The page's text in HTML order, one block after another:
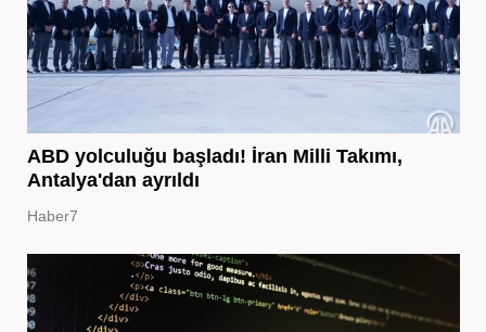
ABD yolculuğu başladı! İran Milli Takımı,
Antalya'dan ayrıldı
Haber7